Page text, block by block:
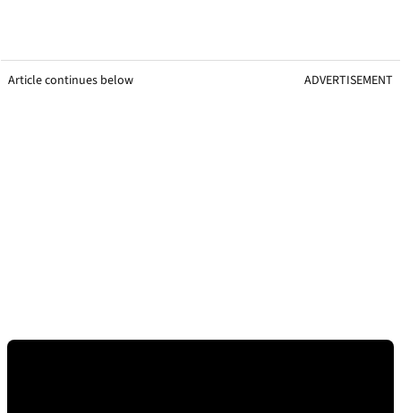
Article continues below ADVERTISEMENT